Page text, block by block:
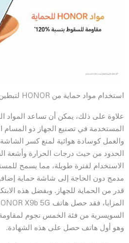
استخدام مواد حماية من HONOR لتبطين الأجزاء الداخلية
المستخدمة في تصنيع الجهاز ذو المسام
والعمل كوسادة هوائية لمنع كسر الشاشة
الحدود من حيث درجات الحرارة
الاستخدام لفترة طويلة، مما يسمح
مدمج دون الحاجة إلى شاشة حماية
قدر من الحماية للجهاز. وبفضل هذه
السويسرية من فئة الخمس نجوم
وهو أول هاتف حصل على هذه الشهادة.